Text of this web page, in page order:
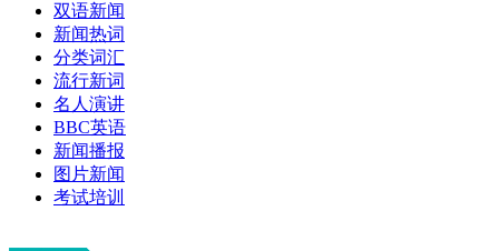
双语新闻
新闻热词
分类词汇
流行新词
名人演讲
BBC英语
新闻播报
图片新闻
考试培训